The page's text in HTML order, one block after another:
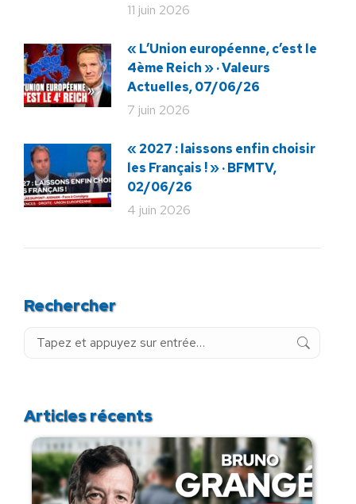
11 juin 2026
« L’Union européenne, c’est le
4ème Reich » · Valeurs
Actuelles, 07/06/26
7 juin 2026
« 2027 : laissons enfin choisir
les Français ! » · BFMTV,
02/06/26
4 juin 2026
Rechercher
Recherche
Articles récents